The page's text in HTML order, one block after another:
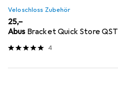
Veloschloss Zubehör
EUR
25,–
Abus Bracket Quick Store QST
4